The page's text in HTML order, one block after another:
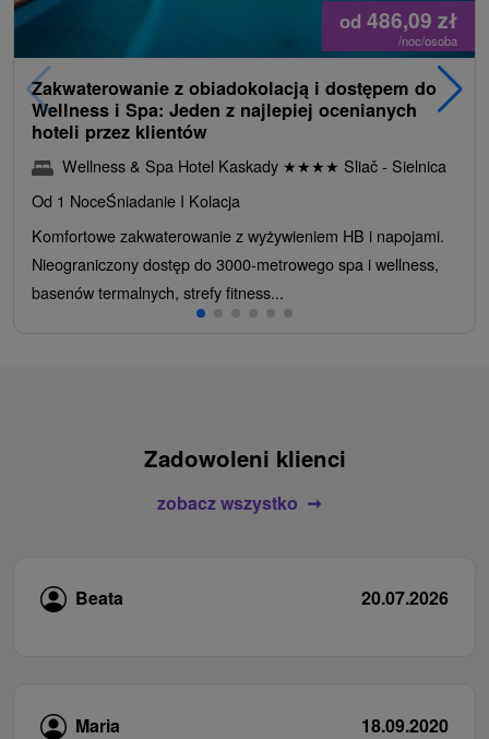
od 486,09 zł
/noc/osoba
Zakwaterowanie z obiadokolacją i dostępem do
Wellness i Spa: Jeden z najlepiej ocenianych
hoteli przez klientów
Wellness & Spa Hotel Kaskady ★★★★ Sliač - Sielnica
Od 1 NoceŚniadanie I Kolacja
Komfortowe zakwaterowanie z wyżywieniem HB i napojami.
Nieograniczony dostęp do 3000-metrowego spa i wellness,
basenów termalnych, strefy fitness...
Zadowoleni klienci
zobacz wszystko
Beata 20.07.2026
Maria
18.09.2020